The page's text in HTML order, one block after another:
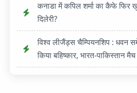
कनाडा में कपिल शर्मा का कैफे फिर
दिलेरी?
विश्व लीजैंड्स चैम्पियनशिप : धवन
किया बहिष्कार, भारत-पाकिस्तान मैच